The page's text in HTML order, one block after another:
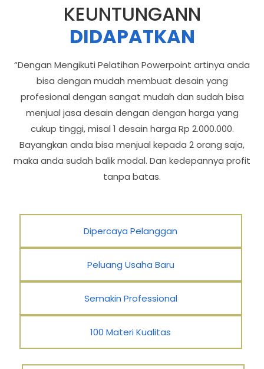
KEUNTUNGANN
DIDAPATKAN
“Dengan Mengikuti Pelatihan Powerpoint artinya anda
bisa dengan mudah membuat desain yang
profesional dengan sangat mudah dan sudah bisa
menjual jasa desain dengan dengan harga yang
cukup tinggi, misal 1 desain harga Rp 2.000.000.
Bayangkan anda bisa menjual kepada 2 orang saja,
maka anda sudah balik modal. Dan kedepannya profit
tanpa batas.
Dipercaya Pelanggan
Peluang Usaha Baru
Semakin Professional
100 Materi Kualitas